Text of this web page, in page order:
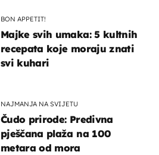
BON APPETIT!
Majke svih umaka: 5 kultnih
recepata koje moraju znati
svi kuhari
NAJMANJA NA SVIJETU
Čudo prirode: Predivna
pješčana plaža na 100
metara od mora